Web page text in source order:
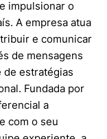
impulsionar o
A empresa atua
e comunicar
de mensagens
de estratégias
Fundada por
a
com o seu